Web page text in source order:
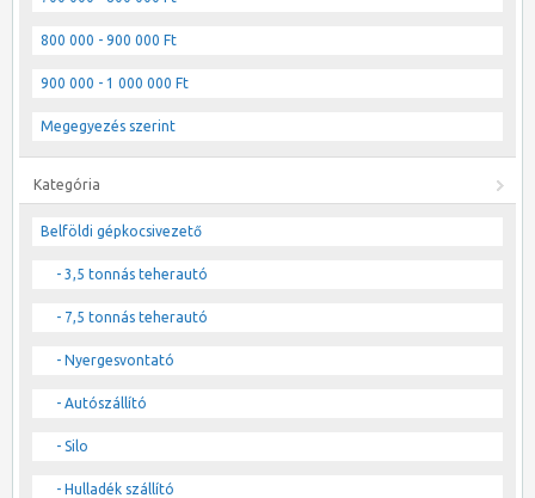
800 000 - 900 000 Ft
900 000 - 1 000 000 Ft
Megegyezés szerint
Kategória
Belföldi gépkocsivezető
- 3,5 tonnás teherautó
- 7,5 tonnás teherautó
- Nyergesvontató
- Autószállító
- Silo
- Hulladék szállító